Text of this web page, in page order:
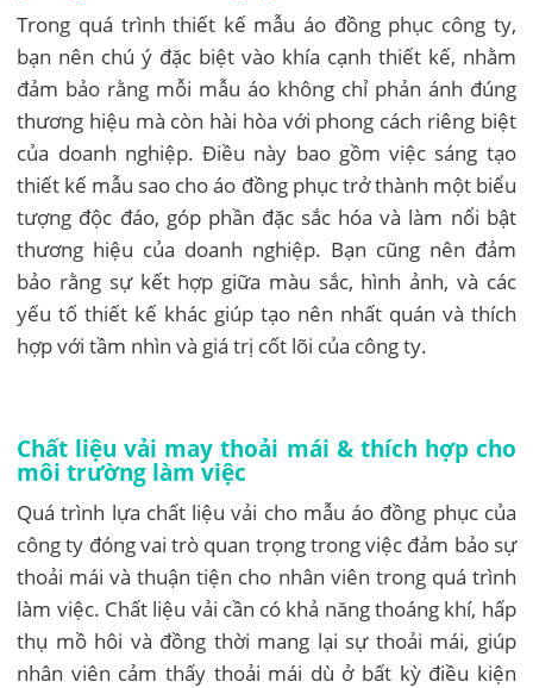
Trong quá trình thiết kế mẫu áo đồng phục công ty,
bạn nên chú ý đặc biệt vào khía cạnh thiết kế, nhằm
đảm bảo rằng mỗi mẫu áo không chỉ phản ánh đúng
thương hiệu mà còn hài hòa với phong cách riêng biệt
của doanh nghiệp. Điều này bao gồm việc sáng tạo
thiết kế mẫu sao cho áo đồng phục trở thành một biểu
tượng độc đáo, góp phần đặc sắc hóa và làm nổi bật
thương hiệu của doanh nghiệp. Bạn cũng nên đảm
bảo rằng sự kết hợp giữa màu sắc, hình ảnh, và các
yếu tố thiết kế khác giúp tạo nên nhất quán và thích
hợp với tầm nhìn và giá trị cốt lõi của công ty.
Chất liệu vải may thoải mái & thích hợp cho
môi trường làm việc
Quá trình lựa chất liệu vải cho mẫu áo đồng phục của
công ty đóng vai trò quan trọng trong việc đảm bảo sự
thoải mái và thuận tiện cho nhân viên trong quá trình
làm việc. Chất liệu vải cần có khả năng thoáng khí, hấp
thụ mồ hôi và đồng thời mang lại sự thoải mái, giúp
nhân viên cảm thấy thoải mái dù ở bất kỳ điều kiện